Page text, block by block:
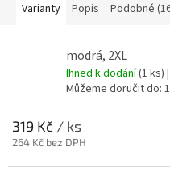
Varianty Popis Podobné
modrá, 2XL
Ihned k dodání(1 ks)
Můžeme doručit do:
319 Kč / ks
264 Kč bez DPH